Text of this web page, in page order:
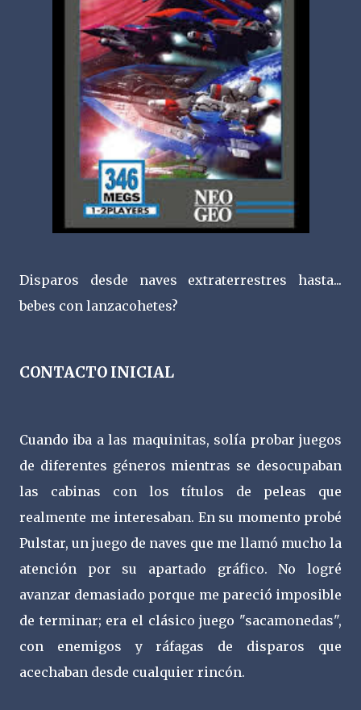
Disparos desde naves extraterrestres hasta...
bebes con lanzacohetes?
CONTACTO INICIAL
Cuando iba a las maquinitas, solía probar juegos
de diferentes géneros mientras se desocupaban
las cabinas con los títulos de peleas que
realmente me interesaban. En su momento probé
Pulstar, un juego de naves que me llamó mucho la
atención por su apartado gráfico. No logré
avanzar demasiado porque me pareció imposible
de terminar; era el clásico juego "sacamonedas",
con enemigos y ráfagas de disparos que
acechaban desde cualquier rincón.